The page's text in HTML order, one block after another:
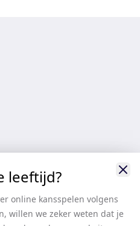
leeftijd?
online kansspelen volgens
willen we zeker weten dat je